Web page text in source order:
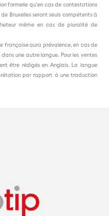
formelle qu’en cas de contestations
Bruxelles seront seuls compétents à
même en cas de pluralité de
française aura prévalence, en cas de
une autre langue. Pour les ventes
être rédigés en Anglais. La langue
par rapport à une traduction